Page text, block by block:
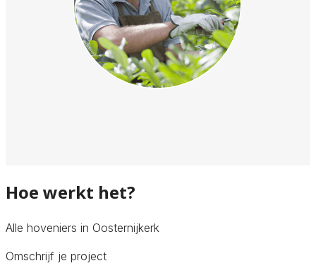
Hoe werkt het?
Alle hoveniers in Oosternijkerk
Omschrijf je project